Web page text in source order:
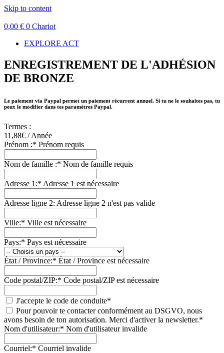
Skip to content
0,00 € 0 Chariot
EXPLORE ACT
ENREGISTREMENT DE L'ADHÉSION
DE BRONZE
Le paiement via Paypal permet un paiement récurrent annuel. Si tu ne le souhaites pas, tu
peux le modifier dans tes paramètres Paypal.
Termes :
11,88€ / Année
Prénom :* Prénom requis
Nom de famille :* Nom de famille requis
Adresse 1:* Adresse 1 est nécessaire
Adresse ligne 2: Adresse ligne 2 n'est pas valide
Ville:* Ville est nécessaire
Pays:* Pays est nécessaire
État / Province:* État / Province est nécessaire
Code postal/ZIP:* Code postal/ZIP est nécessaire
J'accepte le code de conduite*
Pour pouvoir te contacter conformément au DSGVO, nous
avons besoin de ton autorisation. Merci d'activer la newsletter.*
Nom d'utilisateur:* Nom d'utilisateur invalide
Courriel:* Courriel invalide